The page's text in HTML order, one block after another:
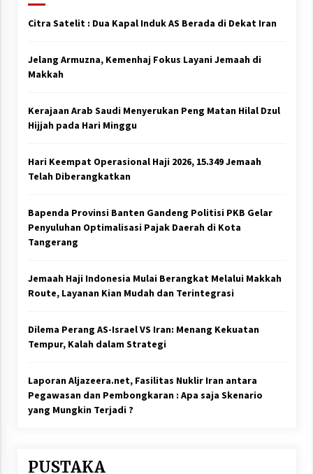
Citra Satelit : Dua Kapal Induk AS Berada di Dekat Iran
Jelang Armuzna, Kemenhaj Fokus Layani Jemaah di
Makkah
Kerajaan Arab Saudi Menyerukan Peng Matan Hilal Dzul
Hijjah pada Hari Minggu
Hari Keempat Operasional Haji 2026, 15.349 Jemaah
Telah Diberangkatkan
Bapenda Provinsi Banten Gandeng Politisi PKB Gelar
Penyuluhan Optimalisasi Pajak Daerah di Kota
Tangerang
Jemaah Haji Indonesia Mulai Berangkat Melalui Makkah
Route, Layanan Kian Mudah dan Terintegrasi
Dilema Perang AS-Israel VS Iran: Menang Kekuatan
Tempur, Kalah dalam Strategi
Laporan Aljazeera.net, Fasilitas Nuklir Iran antara
Pegawasan dan Pembongkaran : Apa saja Skenario
yang Mungkin Terjadi ?
PUSTAKA